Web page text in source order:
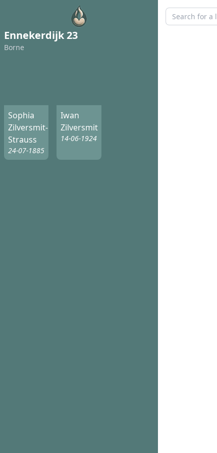
Ennekerdijk 23
Borne
Sophia
Zilversmit-
Strauss
24-07-1885
Iwan
Zilversmit
14-06-1924